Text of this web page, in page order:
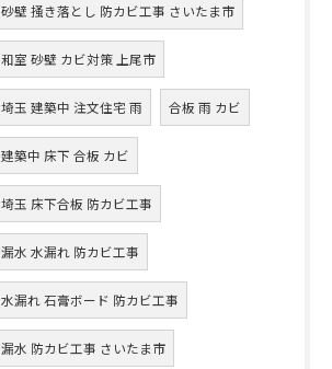
砂壁 掻き落とし 防カビ工事 さいたま市
和室 砂壁 カビ対策 上尾市
埼玉 建築中 注文住宅 雨 合板 雨 カビ
建築中 床下 合板 カビ
埼玉 床下合板 防カビ工事
漏水 水漏れ 防カビ工事
水漏れ 石膏ボード 防カビ工事
漏水 防カビ工事 さいたま市